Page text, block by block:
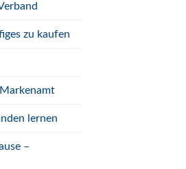
zu kaufen
lernen
–